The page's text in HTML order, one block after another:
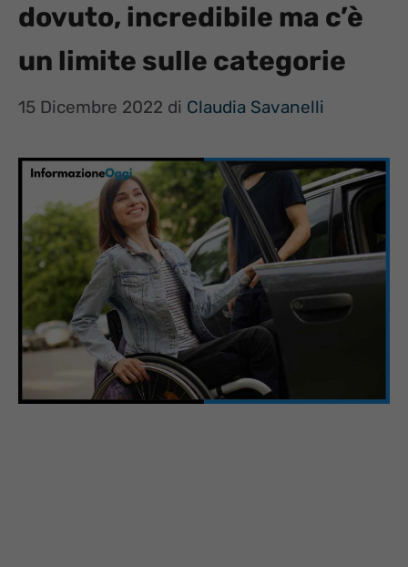
dovuto, incredibile ma c’è
un limite sulle categorie
15 Dicembre 2022 di Claudia Savanelli